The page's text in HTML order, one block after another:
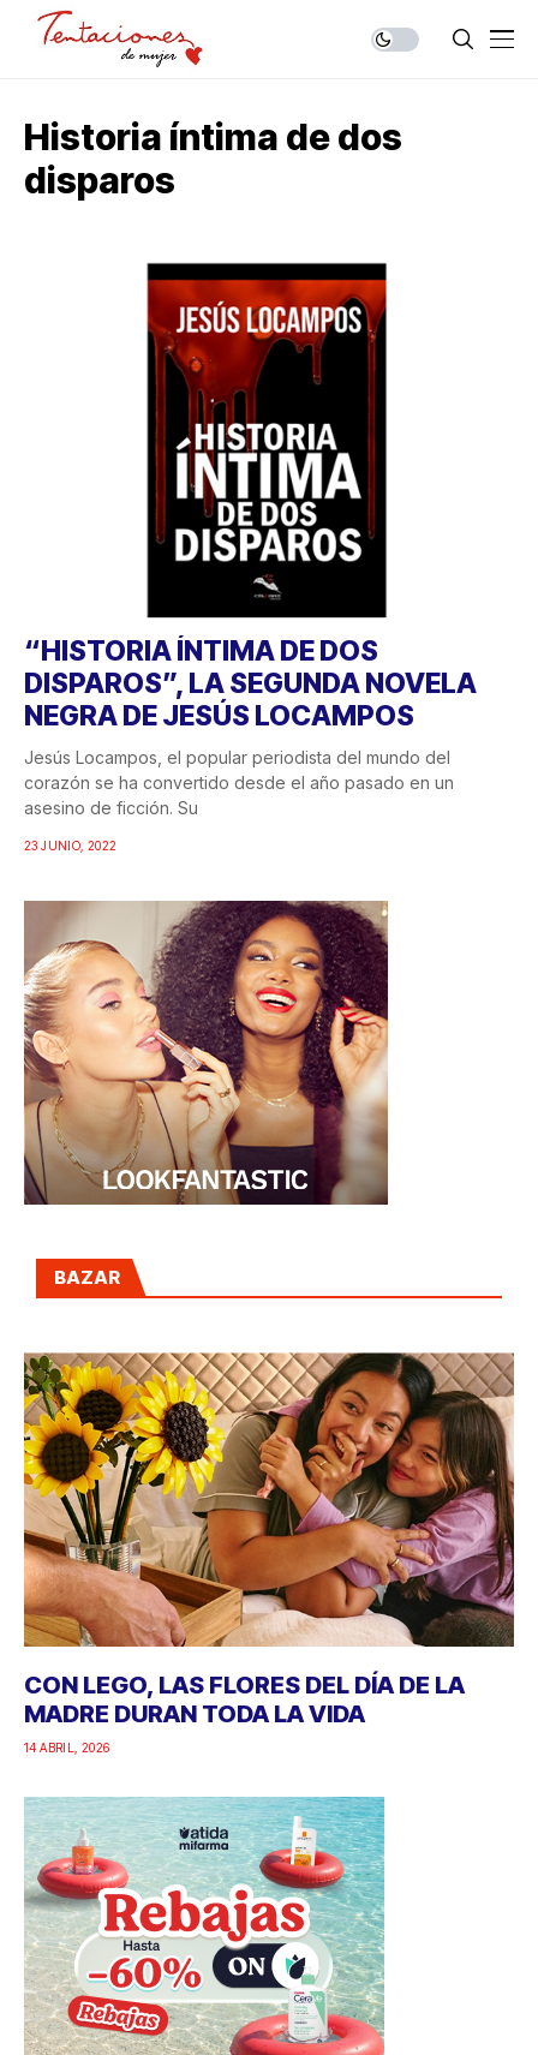
Historia íntima de dos
disparos
“HISTORIA ÍNTIMA DE DOS
DISPAROS”, LA SEGUNDA NOVELA
NEGRA DE JESÚS LOCAMPOS
Jesús Locampos, el popular periodista del mundo del
corazón se ha convertido desde el año pasado en un
asesino de ficción. Su
23 JUNIO, 2022
BAZAR
CON LEGO, LAS FLORES DEL DÍA DE LA
MADRE DURAN TODA LA VIDA
14 ABRIL, 2026